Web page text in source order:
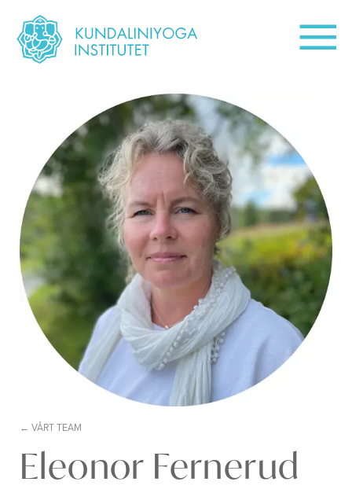
VÅRT TEAM
Eleonor Fernerud